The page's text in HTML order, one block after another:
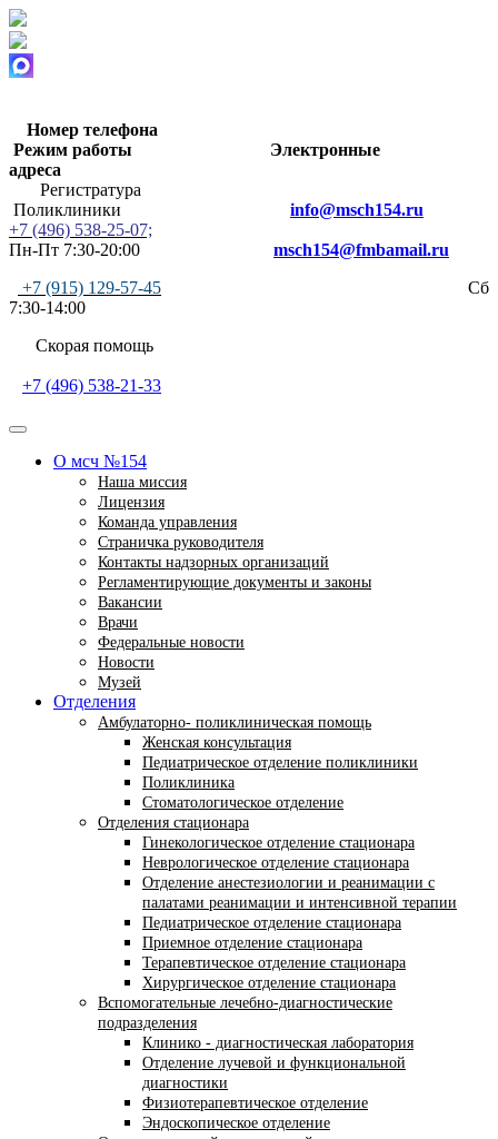
Номер телефона
Режим работы
Электронные
адреса
Регистратура
Поликлиники
info@msch154.ru
+7 (496) 538-25-07;
Пн-Пт 7:30-20:00 msch154@fmbamail.ru
+7 (915) 129-57-45
Сб
7:30-14:00
Скорая помощь
+7 (496) 538-21-33
О мсч №154
Наша миссия
Лицензия
Команда управления
Страничка руководителя
Контакты надзорных организаций
Регламентирующие документы и законы
Вакансии
Врачи
Федеральные новости
Новости
Музей
Отделения
Амбулаторно- поликлиническая помощь
Женская консультация
Педиатрическое отделение поликлиники
Поликлиника
Стоматологическое отделение
Отделения стационара
Гинекологическое отделение стационара
Неврологическое отделение стационара
Отделение анестезиологии и реанимации с
палатами реанимации и интенсивной терапии
Педиатрическое отделение стационара
Приемное отделение стационара
Терапевтическое отделение стационара
Хирургическое отделение стационара
Вспомогательные лечебно-диагностические
подразделения
Клинико - диагностическая лаборатория
Отделение лучевой и функциональной
диагностики
Физиотерапевтическое отделение
Эндоскопическое отделение